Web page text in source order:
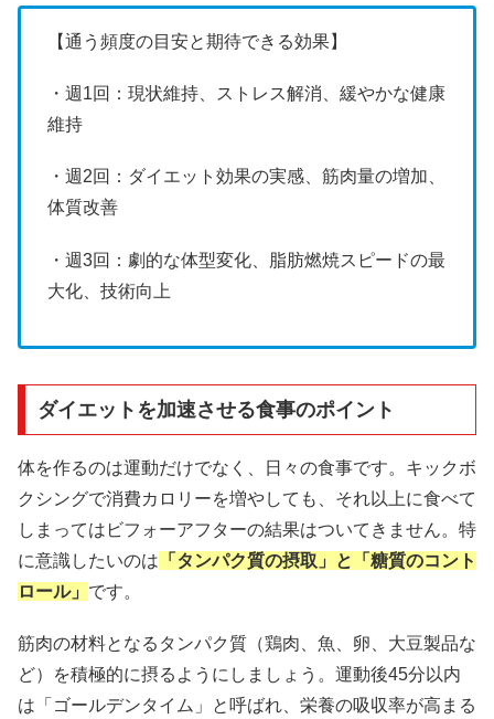
【通う頻度の目安と期待できる効果】
・週1回：現状維持、ストレス解消、緩やかな健康
維持
・週2回：ダイエット効果の実感、筋肉量の増加、
体質改善
・週3回：劇的な体型変化、脂肪燃焼スピードの最
大化、技術向上
ダイエットを加速させる食事のポイント
体を作るのは運動だけでなく、日々の食事です。キックボ
クシングで消費カロリーを増やしても、それ以上に食べて
しまってはビフォーアフターの結果はついてきません。特
に意識したいのは 「タンパク質の摂取」と「糖質のコント
ロール」 です。
筋肉の材料となるタンパク質（鶏肉、魚、卵、大豆製品な
ど）を積極的に摂るようにしましょう。運動後45分以内
は「ゴールデンタイム」と呼ばれ、栄養の吸収率が高まる